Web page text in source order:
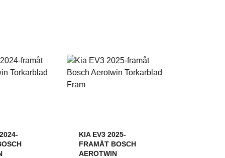
KIA EV3 2025-
FRAMÅT BOSCH
AEROTWIN